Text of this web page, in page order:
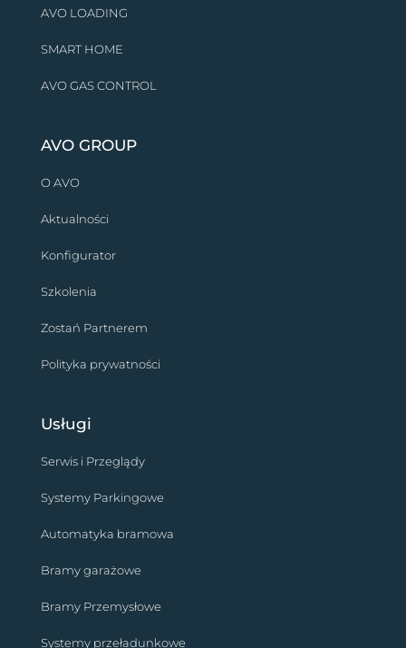
AVO LOADING
SMART HOME
AVO GAS CONTROL
AVO GROUP
O AVO
Aktualności
Konfigurator
Szkolenia
Zostań Partnerem
Polityka prywatności
Usługi
Serwis i Przeglądy
Systemy Parkingowe
Automatyka bramowa
Bramy garażowe
Bramy Przemysłowe
Systemy przeładunkowe